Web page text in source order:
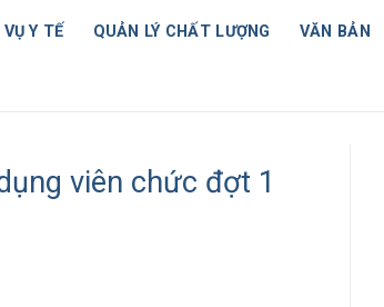
VỤ Y TẾ QUẢN LÝ CHẤT LƯỢNG VĂN BẢN
viên chức đợt 1